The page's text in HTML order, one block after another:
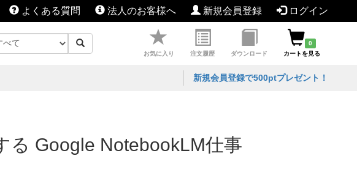
よくある質問 法人のお客様へ 新規会員登録 ログイン
お気に入り 注文履歴 ダウンロード
0
カートを見る
新規会員登録で500ptプレゼント！
る Google NotebookLM仕事